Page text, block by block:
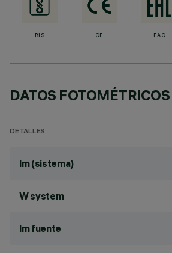
BIS CE EAC
DATOS FOTOMÉTRICOS
DETALLES
lm (sistema)
W system
lm fuente